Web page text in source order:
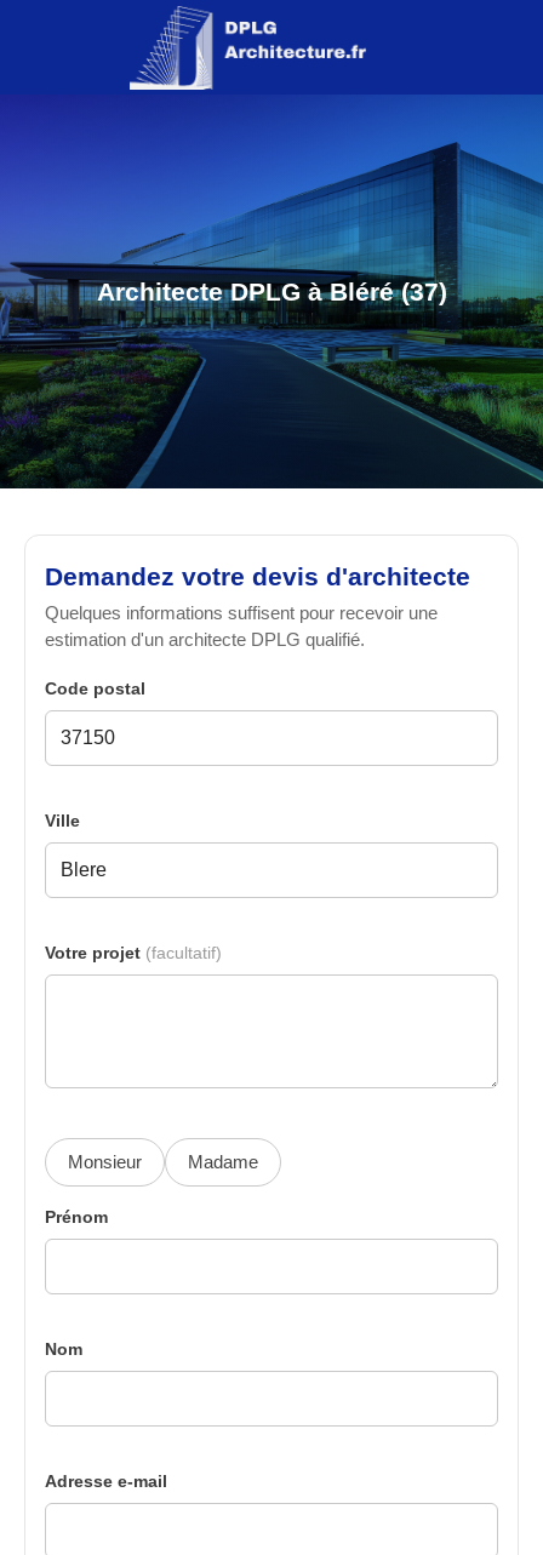
Architecte DPLG à Bléré (37)
Demandez votre devis d'architecte
Quelques informations suffisent pour recevoir une
estimation d'un architecte DPLG qualifié.
Code postal
Ville
Votre projet (facultatif)
Monsieur Madame
Prénom
Nom
Adresse e-mail